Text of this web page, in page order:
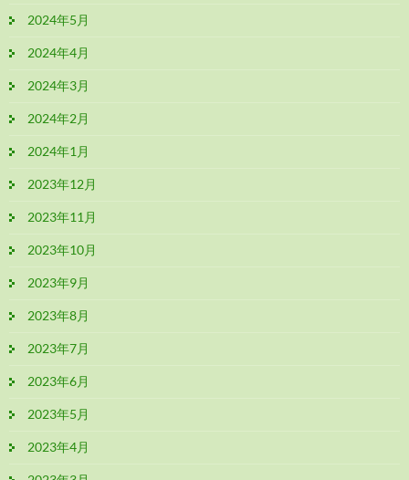
2024年5月
2024年4月
2024年3月
2024年2月
2024年1月
2023年12月
2023年11月
2023年10月
2023年9月
2023年8月
2023年7月
2023年6月
2023年5月
2023年4月